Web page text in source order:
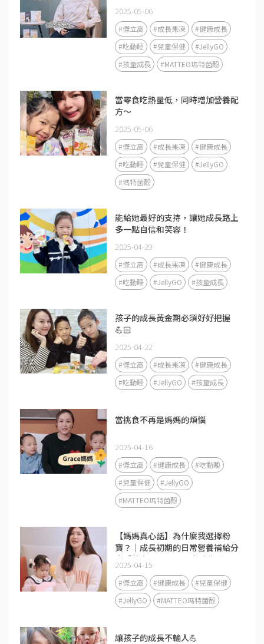
2025-05-06
#傑立高 #成長果凍
#健康成長
#吃動睡
#兒童保健
#JellyGO
#孩童成長
#MATTEO瑪特菌酚
當零食吃熱量低，同時增加營養配
方～
2025-05-06
#傑立高 #成長果凍
#健康成長
#吃動睡
#兒童保健
#JellyGO
#瑪特菌酚
能給她最好的支持，讓她成長路上
多一點自信和笑容！
2025-04-29
#傑立高 #成長果凍
#健康成長
#吃動睡
#JellyGO #孩童成長
孩子的成長黃金期必須好好把握
💪🏻
2025-04-22
#傑立高 #成長果凍
#健康成長
#吃動睡
#JellyGO #孩童成長
當挑食不再是媽媽的煩惱
2025-04-16
#傑立高 #健康成長
#吃動睡
#兒童保健
#JellyGO
#MATTEO瑪特菌酚
【媽媽真心話】為什麼我選擇粉
寶？｜成長初期的日常營養補給分
享「黃金1000天」是免疫力發展
的關鍵期❤️
2025-04-15
#傑立高 #健康成長
#兒童保健
#JellyGO
#MATTEO瑪特菌酚
讓孩子的成長不輸人💪